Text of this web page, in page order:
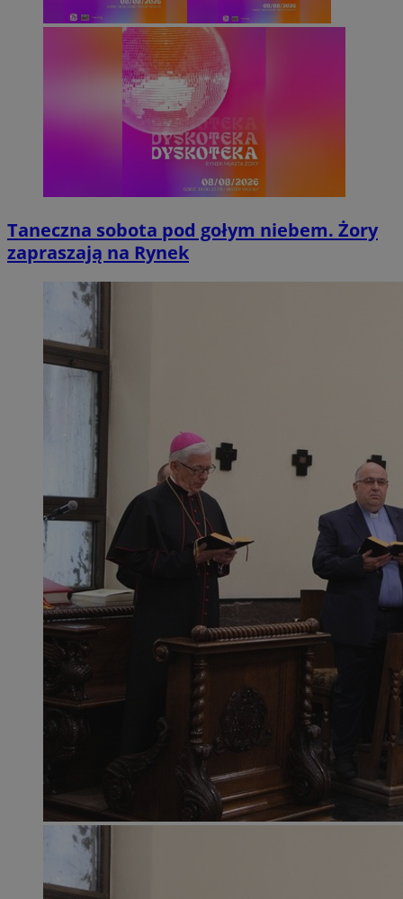
Taneczna sobota pod gołym niebem. Żory
zapraszają na Rynek